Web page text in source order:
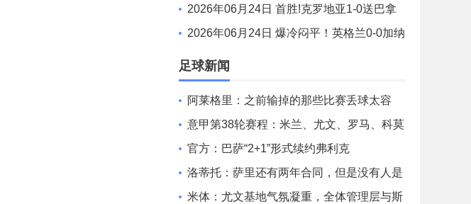
主刚果 末轮战葡萄牙争榜首穆尼奥斯制胜
2026年06月24日 首胜!克罗地亚1-0送巴拿
马连败出局 布迪米尔制胜魔笛200场里程碑
2026年06月24日 爆冷闷平！英格兰0-0加纳
奥赖利中框凯恩错失绝杀英格兰19射3正
足球新闻
阿莱格里：之前输掉的那些比赛丢球太容
易，根本不像我们
意甲第38轮赛程：米兰、尤文、罗马、科莫
的比赛将在5月25日02:45开球
官方：巴萨“2+1”形式续约弗利克
洛蒂托：萨里还有两年合同，但是没有人是
不可或缺的
米体：尤文基地气氛凝重，全体管理层与斯